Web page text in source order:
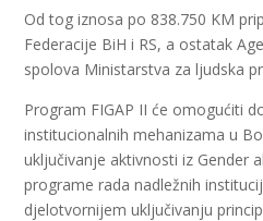
Od tog iznosa po 838.750 KM
Federacije BiH i RS, a ostatak
spolova Ministarstva za ljudska
Program FIGAP II će omogućiti
institucionalnih mehanizama u
uključivanje aktivnosti iz Gender
programe rada nadležnih
djelotvornijem uključivanju